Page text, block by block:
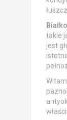
Białko
takie
jest